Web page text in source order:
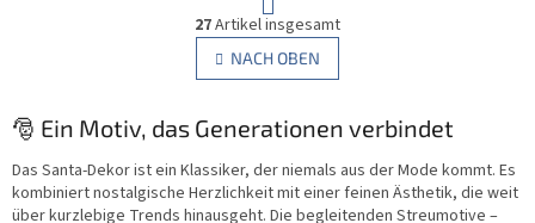
S
t
e
u
r
l
e
m
g
i
n
i
r
u
n
g
27Artikel insgesamt
NACH OBEN
🎅 Ein Motiv, das Generationen verbindet
Das Santa-Dekor ist ein Klassiker, der niemals aus der Mode kommt. Es
kombiniert nostalgische Herzlichkeit mit einer feinen Ästhetik, die weit
über kurzlebige Trends hinausgeht. Die begleitenden Streumotive –